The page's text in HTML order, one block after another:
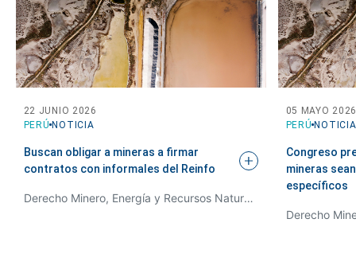
PERÚ NOTICIA
22 JUNIO 2026
Buscan obligar a mineras a firmar
contratos con informales del Reinfo
Derecho Minero, Energía y Recursos Naturales
PERÚ NOTICIA
05 MAYO
Congreso
mineras
específicos